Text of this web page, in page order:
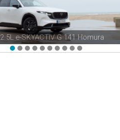
2.5L e-SKYACTIV G 141 Homura